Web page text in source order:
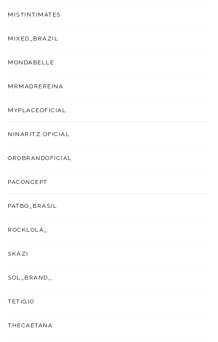
MISTINTIMATES
MIXED_BRAZIL
MONDABELLE
MRMADREREINA
MYPLACEOFICIAL
NINARITZ.OFICIAL
OROBRANDOFICIAL
PACONCEPT
PATBO_BRASIL
ROCKLOLA_
SKAZI
SOL_BRAND_
TETIGIO
THECAETANA